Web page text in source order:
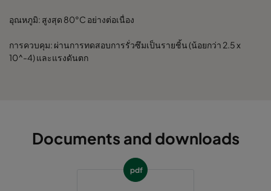
อุณหภูมิ: สูงสุด 80°C อย่างต่อเนื่อง
การควบคุม: ผ่านการทดสอบการรั่วซึมเป็นรายชิ้น (น้อยกว่า 2.5 x
10^-4) และแรงดันตก
Documents and downloads
pdf